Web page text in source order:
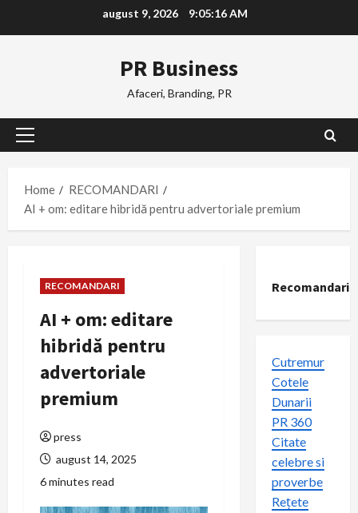
august 9, 2026 9:05:17 AM
PR Business
Afaceri, Branding, PR
Primary
Home
RECOMANDARI
AI + om: editare hibridă pentru advertoriale premium
RECOMANDARI
AI + om: editare
hibridă pentru
advertoriale
premium
press
august 14, 2025
6 minutes read
Recomandari
Cutremur
Cotele
Dunarii
PR 360
Citate
celebre si
proverbe
Rețete